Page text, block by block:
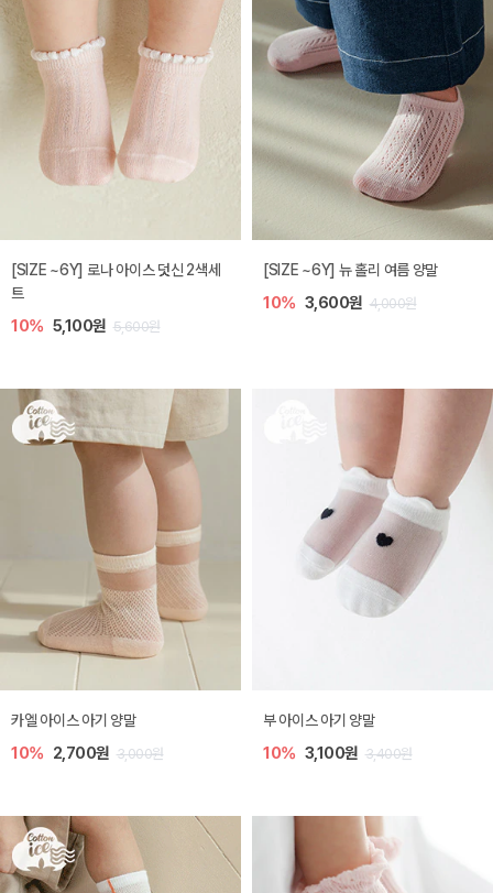
[SIZE ~6Y] 로나 아이스 덧신 2색세
트
10% 5,100원 5,600원
[SIZE ~6Y] 뉴 홀리 여름 양말
10% 3,600원 4,000원
카엘 아이스 아기 양말
10% 2,700원 3,000원
부 아이스 아기 양말
10% 3,100원 3,400원